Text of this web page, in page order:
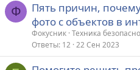
Ф
Пять причин,
фото с объектов в
Фокусник Техника
Ответы 12 22 Сен 2023